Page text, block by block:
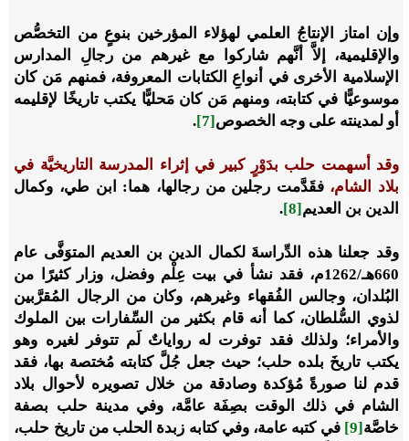
وإن امتاز الإنتاجُ العلمي لهؤلاء المؤرخين بنوعٍ من التخصُّص
والإقليمية، إلاَّ أنَّهم شاركوا مع غيرهم من رجالِ المدارس
الإسلامية الأخرى في أنواعِ الكتابات المعروفة، فمنهم مَن كان
موسوعيًّا في كتابته، ومنهم مَن كان مَحليًّا يكتب تاريخًا لإقليمه
أو لمدينته على وجه الخصوص [7]
.
وقد أسهمت حلب بدَوْرٍ كبير في إثراء المدرسة التاريخيَّة في
بلاد الشام،فقَدَّمت رجلين من رجالها، هما: ابن طي، وكمال
الدين بن العديم [8]
.
وقد جعلنا هذه الدِّراسةَ لكمال الدين بن العديم المتوَفَّى عام
660هـ/1262م، فقد نشأ في بيت عِلْم وفضل، وزار كثيرًا من
البُلدان، وجالس الفُقهاء وغيرهم، وكان من الرجال المُقرَّبين
لذوي السُّلطان، كما أنه قام بكثير من السِّفارات بين الملوك
والأمراء؛ ولذلك فقد توفرت له رواياتٌ لَم تتوفر لغيره وهو
يكتب تاريخَ بلده حلب؛ حيث جعل جُلَّ كتابته مُختصة بها، فقد
قدم لنا صورةً مُؤكدة وصادقة من خلال تصويره لأحوال بلاد
الشام في ذلك الوقت بصِفَة عامَّة، وفي مدينة حلب بصفة
خاصَّة [9]
في كتبه عامة، وفي كتابه زبدة الحلب من تاريخ حلب،